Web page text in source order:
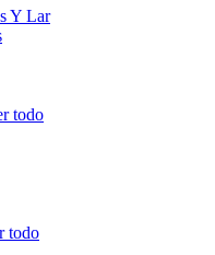
Y Lar
todo
todo